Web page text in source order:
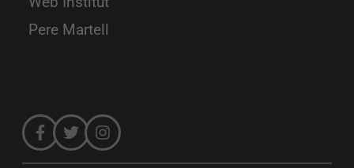
Pere Martell